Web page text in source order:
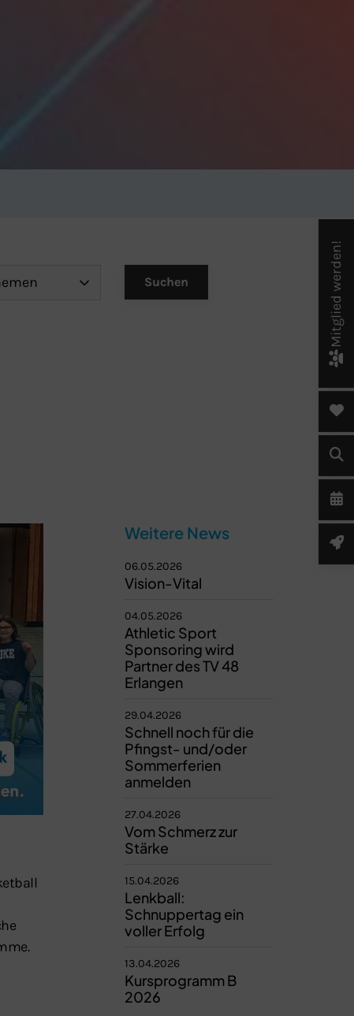
Weitere News
06.05.2026
Vision-Vital
04.05.2026
Athletic Sport
Sponsoring wird
Partner des TV 48
Erlangen
29.04.2026
Schnell noch für die
Pfingst- und/oder
Sommerferien
anmelden
27.04.2026
Vom Schmerz zur
Stärke
15.04.2026
Lenkball:
Schnuppertag ein
voller Erfolg
13.04.2026
Kursprogramm B
2026
Mitglied werden!